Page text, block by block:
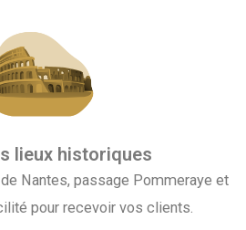
lieux historiques
Nantes, passage Pommeraye et
pour recevoir vos clients.